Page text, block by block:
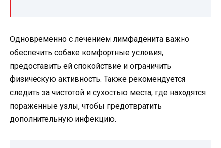
Одновременно с лечением лимфаденита важно
обеспечить собаке комфортные условия,
предоставить ей спокойствие и ограничить
физическую активность. Также рекомендуется
следить за чистотой и сухостью места, где находятся
пораженные узлы, чтобы предотвратить
дополнительную инфекцию.